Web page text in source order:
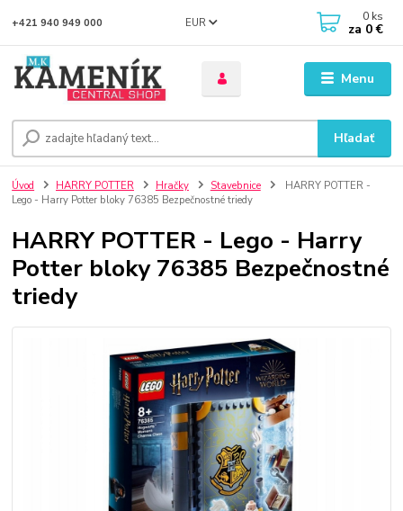
Menu
EUR
Hľadať
+421 940 949 000 0 ks
za 0 €
Úvod HARRY POTTER Hračky Stavebnice
HARRY POTTER -
Lego - Harry Potter bloky 76385 Bezpečnostné triedy
HARRY POTTER - Lego - Harry
Potter bloky 76385 Bezpečnostné
triedy